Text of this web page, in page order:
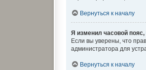
Вернуться к началу
Я изменил часовой
Если вы уверены, что
администратора для
Вернуться к началу